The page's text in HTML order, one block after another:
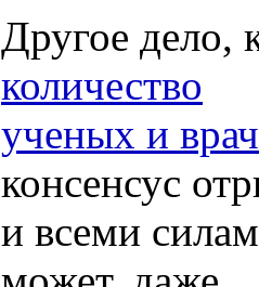
Другое дело,
количество
ученых и
консенсус
и всеми